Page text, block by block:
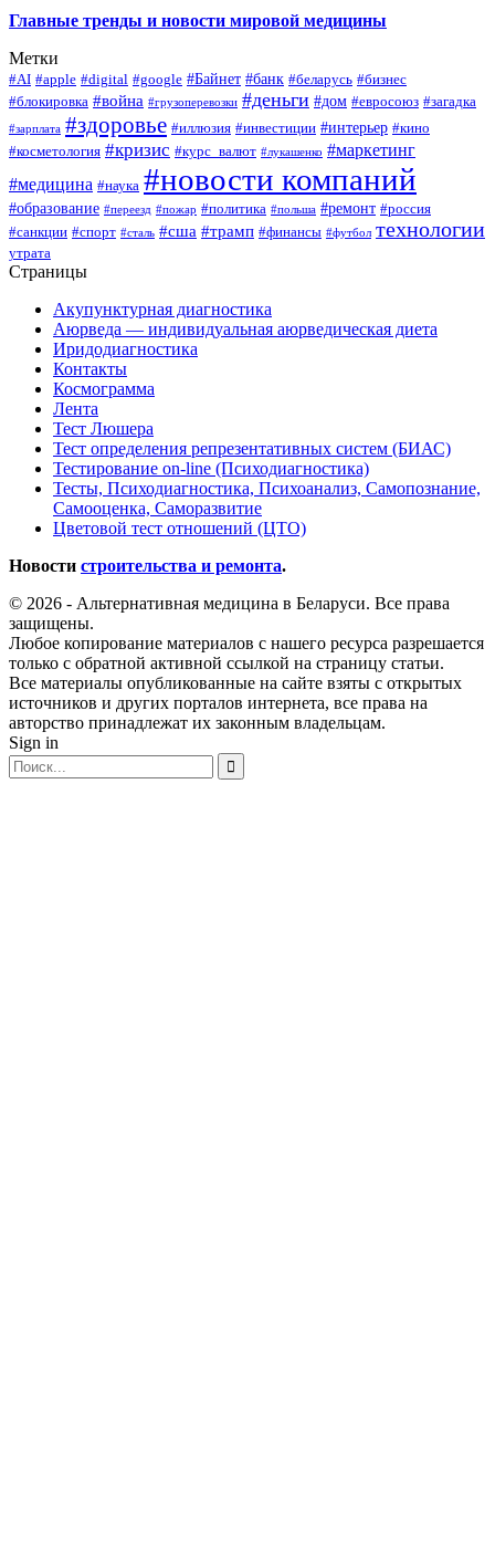
Главные тренды и новости мировой медицины
Метки
#AI #apple #digital #google #Байнет #банк #беларусь #бизнес
#блокировка #война #грузоперевозки #деньги #дом #евросоюз #загадка
#зарплата #здоровье #иллюзия #инвестиции #интерьер #кино
#косметология #кризис #курс_валют #лукашенко #маркетинг
#медицина #наука #новости компаний
#образование #переезд #пожар #политика #польша #ремонт #россия
#санкции #спорт #сталь #сша #трамп #финансы #футбол технологии
утрата
Страницы
Акупунктурная диагностика
Аюрведа — индивидуальная аюрведическая диета
Иридодиагностика
Контакты
Космограмма
Лента
Тест Люшера
Тест определения репрезентативных систем (БИАС)
Тестирование on-line (Психодиагностика)
Тесты, Психодиагностика, Психоанализ, Самопознание,
Самооценка, Саморазвитие
Цветовой тест отношений (ЦТО)
Новости строительства и ремонта.
© 2026 - Альтернативная медицина в Беларуси. Все права
защищены.
Любое копирование материалов с нашего ресурса разрешается
только с обратной активной ссылкой на страницу статьи.
Все материалы опубликованные на сайте взяты с открытых
источников и других порталов интернета, все права на
авторство принадлежат их законным владельцам.
Sign in